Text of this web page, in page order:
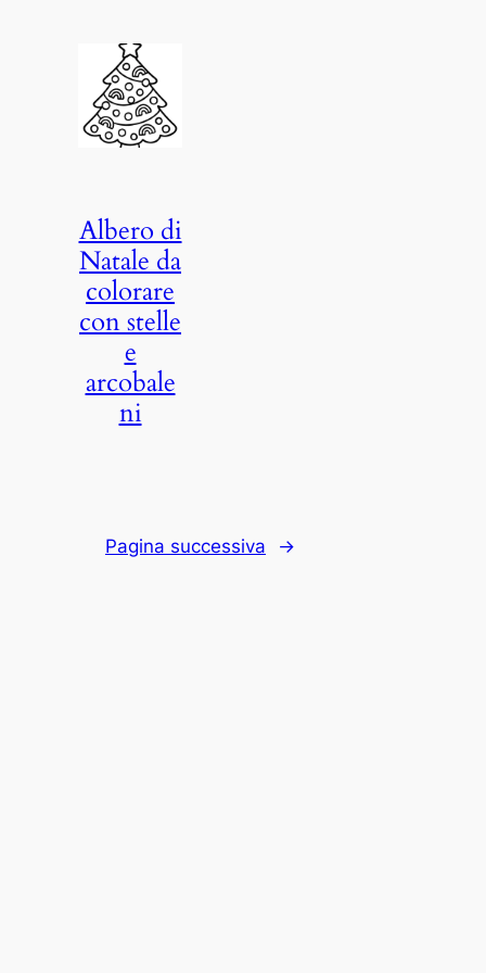
Albero di
Natale da
colorare
con stelle
e
arcobale
ni
Pagina successiva →